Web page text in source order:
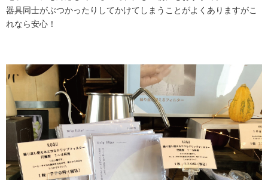
器具同士がぶつかったりしてかけてしまうことがよくありますがこ
れなら安心！